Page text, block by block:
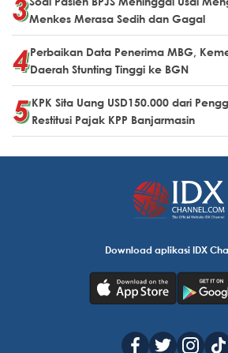
Menkes Merasa Sedih dan Gagal
Perbaikan Data Penerima MBG,
Daerah Stunting Tinggi ke BGN
KPK Sita Uang USD150.000 dari
Restitusi Pajak KPP Banjarmasin
Download aplikasi IDX